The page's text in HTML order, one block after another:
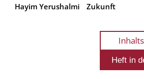
Hayim Yerushalmi
Zukunft